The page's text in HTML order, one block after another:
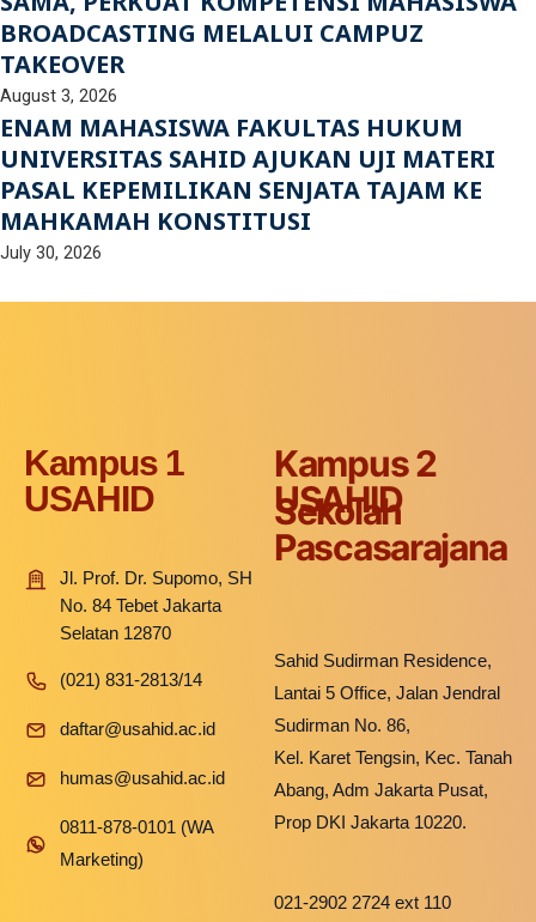
BROADCASTING MELALUI CAMPUZ
TAKEOVER
August 3, 2026
ENAM MAHASISWA FAKULTAS HUKUM
UNIVERSITAS SAHID AJUKAN UJI MATERI
PASAL KEPEMILIKAN SENJATA TAJAM KE
MAHKAMAH KONSTITUSI
July 30, 2026
Kampus 1
USAHID
Jl. Prof. Dr. Supomo, SH
No. 84 Tebet Jakarta
Selatan 12870
(021) 831-2813/14
daftar@usahid.ac.id
humas@usahid.ac.id
0811-878-0101 (WA
Marketing)
Kampus 2
USAHID
Sekolah
Pascasarajana
Sahid Sudirman Residence,
Lantai 5 Office, Jalan Jendral
Sudirman No. 86,
Kel. Karet Tengsin, Kec. Tanah
Abang, Adm Jakarta Pusat,
Prop DKI Jakarta 10220.
021-2902 2724 ext 110